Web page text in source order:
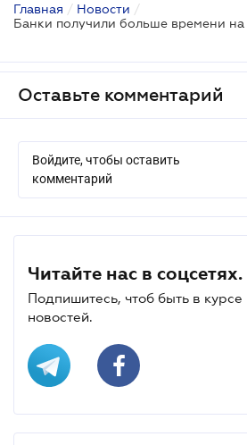
Главная / Новости /
Оставьте комментарий
Войдите, чтобы оставить
комментарий
Читайте нас в соцсетях.
Подпишитесь, чтоб быть в курсе
новостей.